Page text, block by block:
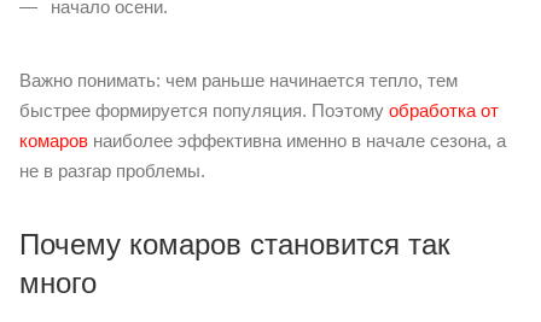
начало осени.
Важно понимать: чем раньше начинается тепло, тем
быстрее формируется популяция. Поэтому обработка от
комаров наиболее эффективна именно в начале сезона, а
не в разгар проблемы.
Почему комаров становится так
много